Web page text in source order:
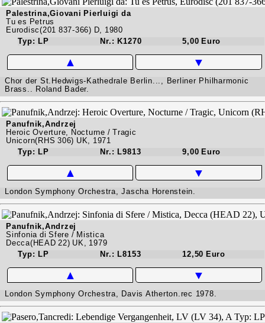
Palestrina,Giovani Pierluigi da
Tu es Petrus
Eurodisc(201 837-366) D, 1980
Typ: LP
Nr.: K1270 5,00 Euro
▲ ▼
Chor der St.Hedwigs-Kathedrale Berlin..., Berliner Philharmonic
Brass.. Roland Bader.
Panufnik,Andrzej
Heroic Overture, Nocturne / Tragic
Unicorn(RHS 306) UK, 1971
Typ: LP
Nr.: L9813 9,00 Euro
▲ ▼
London Symphony Orchestra, Jascha Horenstein.
Panufnik,Andrzej
Sinfonia di Sfere / Mistica
Decca(HEAD 22) UK, 1979
Typ: LP
Nr.: L8153 12,50 Euro
▲ ▼
London Symphony Orchestra, Davis Atherton.rec 1978.